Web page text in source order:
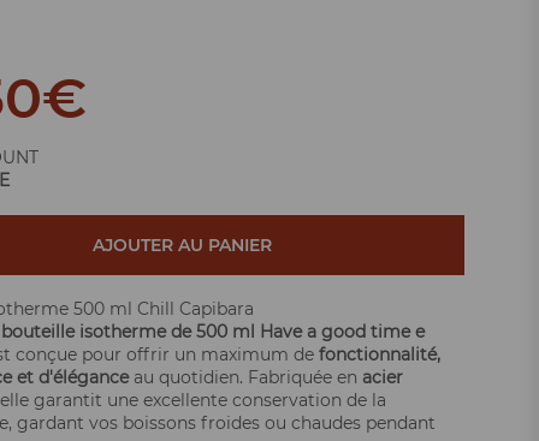
€
AJOUTER AU PANIER
500 ml Chill Capibara
bouteille isotherme de 500 ml Have a good time e
conçue pour offrir un maximum de fonctionnalité,
et d'éléganceau quotidien. Fabriquée en acier
garantit une excellente conservation de la
gardant vos boissons froides ou chaudes pendant